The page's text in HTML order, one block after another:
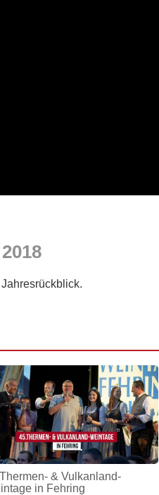
& Vulkanland-
in Fehring